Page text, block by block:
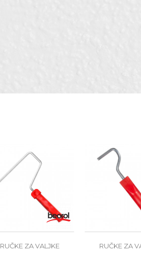
Materijal
RUČKE ZA VALJKE RUČKE ZA